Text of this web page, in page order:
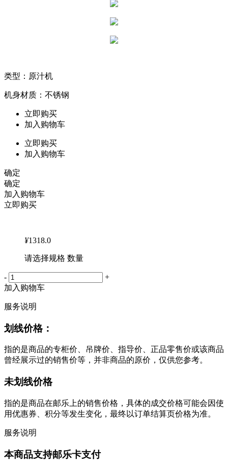
类型：原汁机
机身材质：不锈钢
立即购买
加入购物车
立即购买
加入购物车
确定
确定
加入购物车
立即购买
¥1318.0
请选择规格 数量
-
+
加入购物车
服务说明
划线价格：
指的是商品的专柜价、吊牌价、指导价、正品零售价或该商品
曾经展示过的销售价等，并非商品的原价，仅供您参考。
未划线价格
指的是商品在邮乐上的销售价格，具体的成交价格可能会因使
用优惠券、积分等发生变化，最终以订单结算页价格为准。
服务说明
本商品支持邮乐卡支付